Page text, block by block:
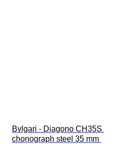
Bvlgari - Diagono CH35S
chonograph steel 35 mm